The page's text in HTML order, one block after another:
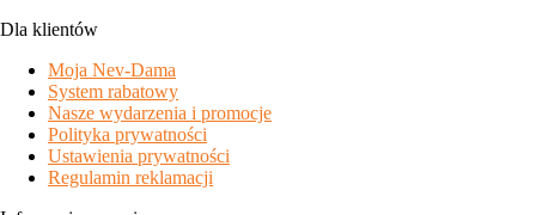
Dla klientów
Moja Nev-Dama
System rabatowy
Nasze wydarzenia i promocje
Polityka prywatności
Ustawienia prywatności
Regulamin reklamacji